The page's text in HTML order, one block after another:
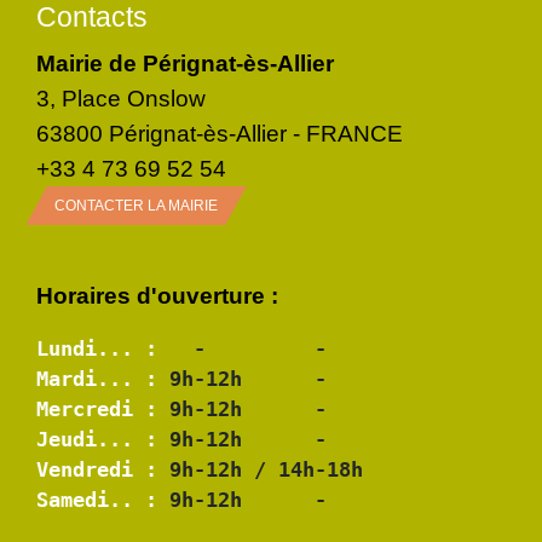
Contacts
Mairie de Pérignat-ès-Allier
3, Place Onslow
63800 Pérignat-ès-Allier - FRANCE
+33 4 73 69 52 54
CONTACTER LA MAIRIE
Horaires d'ouverture :
Lundi... :
Mardi... :
Mercredi :
Jeudi... :
Vendredi :
Samedi.. :
9h-12h      -